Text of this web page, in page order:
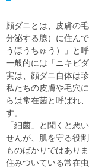
顔ダニとは、皮膚の
分泌する腺）に住ん
うほうちゅう）」と呼
一般的には「ニキビ
実は、顔ダニ自体は
私たちの皮膚や毛穴
らは常在菌と呼ばれ
す。
「細菌」と聞くと悪
せんが、肌を守る役
ものばかりではあり
住みついている常在虫